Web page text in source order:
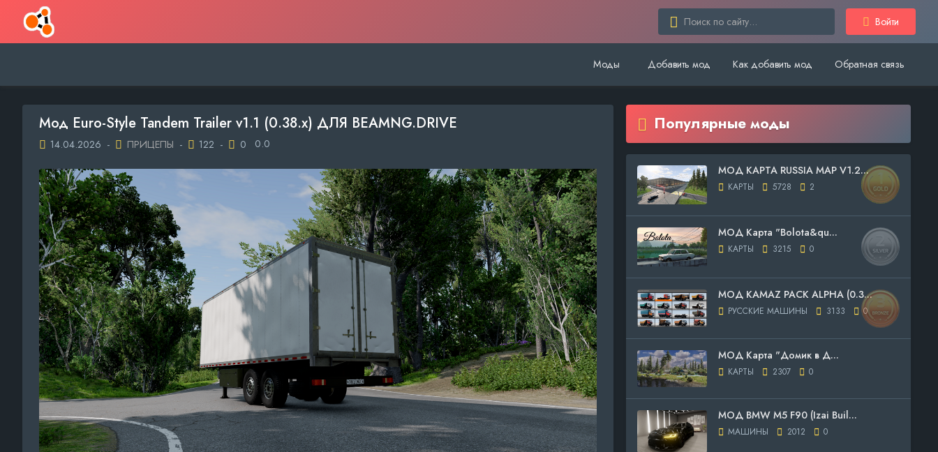
Войти
Моды Добавить мод Как добавить мод Обратная связь
Мод Euro-Style Tandem Trailer v1.1 (0.38.x) ДЛЯ BEAMNG.DRIVE
14.04.2026 - ПРИЦЕПЫ - 122 - 0 0.0
Популярные моды
МОД КАРТА RUSSIA MAP V1.2...
КАРТЫ 5728 2
МОД Карта "Bolota&qu...
КАРТЫ 3215 0
МОД KAMAZ PACK ALPHA (0.3...
РУССКИЕ МАШИНЫ 3133 0
МОД Карта "Домик в Д...
КАРТЫ 2307 0
МОД BMW M5 F90 (Izai Buil...
МАШИНЫ 2012 0